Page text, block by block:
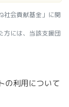
社会貢献基金」に関
方には、当該支援団
の利用について